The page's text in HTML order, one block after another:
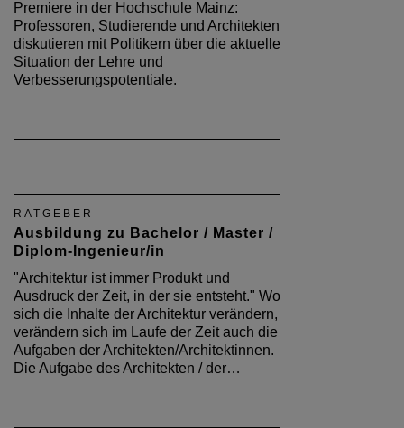
Premiere in der Hochschule Mainz:
Professoren, Studierende und Architekten
diskutieren mit Politikern über die aktuelle
Situation der Lehre und
Verbesserungspotentiale.
RATGEBER
Ausbildung zu Bachelor / Master /
Diplom-Ingenieur/in
"Architektur ist immer Produkt und
Ausdruck der Zeit, in der sie entsteht." Wo
sich die Inhalte der Architektur verändern,
verändern sich im Laufe der Zeit auch die
Aufgaben der Architekten/Architektinnen.
Die Aufgabe des Architekten / der…